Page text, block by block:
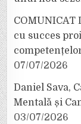
COMUNICAT
cu succes
07/07/2026
Daniel Sava,
Mentală și
03/07/2026